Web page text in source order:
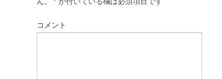
コメント